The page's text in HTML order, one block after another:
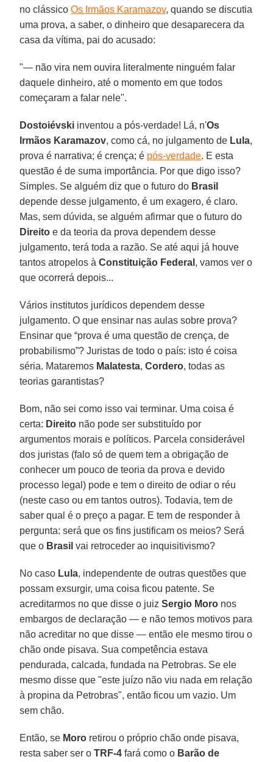
no clássicoOs Irmãos Karamazov, quando se discutia
uma prova, a saber, o dinheiro que desaparecera da
casa da vítima, pai do acusado:
"— não vira nem ouvira literalmente ninguém falar
daquele dinheiro, até o momento em que todos
começaram a falar nele".
Dostoiévski inventou a pós-verdade! Lá, n'Os
Irmãos Karamazov, como cá, no julgamento de Lula,
prova é narrativa; é crença; é pós-verdade. E esta
questão é de suma importância. Por que digo isso?
Simples. Se alguém diz que o futuro do Brasil
depende desse julgamento, é um exagero, é claro.
Mas, sem dúvida, se alguém afirmar que o futuro do
Direito e da teoria da prova dependem desse
julgamento, terá toda a razão. Se até aqui já houve
tantos atropelos àConstituição Federal , vamos ver o
que ocorrerá depois...
Vários institutos jurídicos dependem desse
julgamento. O que ensinar nas aulas sobre prova?
Ensinar que “prova é uma questão de crença, de
probabilismo”? Juristas de todo o país: isto é coisa
séria. Mataremos Malatesta,Cordero, todas as
teorias garantistas?
Bom, não sei como isso vai terminar. Uma coisa é
certa: Direito não pode ser substituído por
argumentos morais e políticos. Parcela considerável
dos juristas (falo só de quem tem a obrigação de
conhecer um pouco de teoria da prova e devido
processo legal) pode e tem o direito de odiar o réu
(neste caso ou em tantos outros). Todavia, tem de
saber qual é o preço a pagar. E tem de responder à
pergunta: será que os fins justificam os meios? Será
que o Brasil vai retroceder ao inquisitivismo?
No caso Lula, independente de outras questões que
possam exsurgir, uma coisa ficou patente. Se
acreditarmos no que disse o juizSergio Moro nos
embargos de declaração — e não temos motivos para
não acreditar no que disse — então ele mesmo tirou o
chão onde pisava. Sua competência estava
pendurada, calcada, fundada na Petrobras. Se ele
mesmo disse que "este juízo não viu nada em relação
à propina da Petrobras", então ficou um vazio. Um
sem chão.
Então, se Moro retirou o próprio chão onde pisava,
resta saber ser oTRF-4 fará como o Barão de